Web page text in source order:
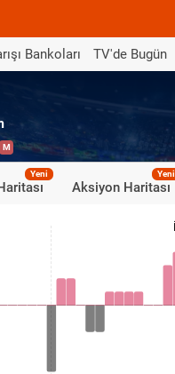
Bankoları TV'de Bugün
M
Yeni
Aksiyon Haritası
Yeni